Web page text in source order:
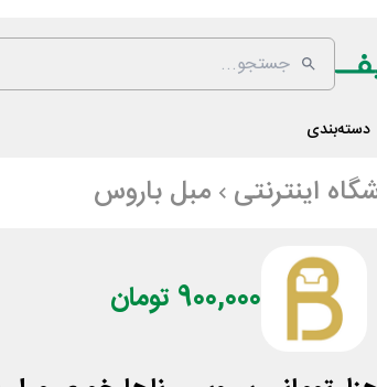
دسته‌بندی
اینترنتی مبل باروس
900,000 تومان